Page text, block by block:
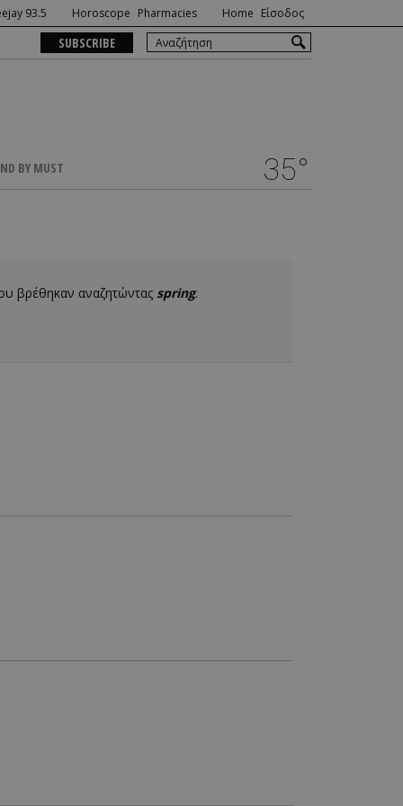
93.5 Horoscope Pharmacies Home Είσοδος
SUBSCRIBE
BY MUST 35°
βρέθηκαν αναζητώντας spring.